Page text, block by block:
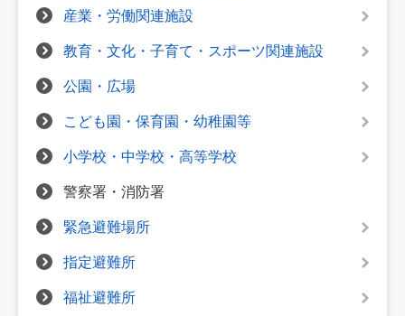
産業・労働関連施設
教育・文化・子育て・スポーツ関連施設
公園・広場
こども園・保育園・幼稚園等
小学校・中学校・高等学校
警察署・消防署
緊急避難場所
指定避難所
福祉避難所